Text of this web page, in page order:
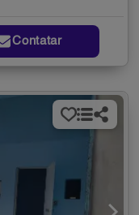
Contatar